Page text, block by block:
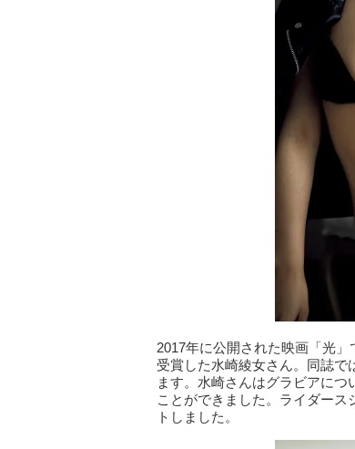
2017年に公開された映画「光
受賞した水崎綾女さん。同誌で
ます。水崎さんはグラビアに
ことができました。ライダー
トしました。